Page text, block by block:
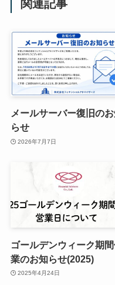
関連記事
メールサーバー復旧の
らせ
2026年7月7日
ゴールデンウィーク期
業のお知らせ(2025)
2025年4月24日